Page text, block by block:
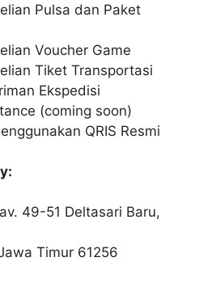
Pulsa dan Paket
Voucher Game
Tiket Transportasi
Ekspedisi
(coming soon)
QRIS Resmi
49-51 Deltasari Baru,
Timur 61256